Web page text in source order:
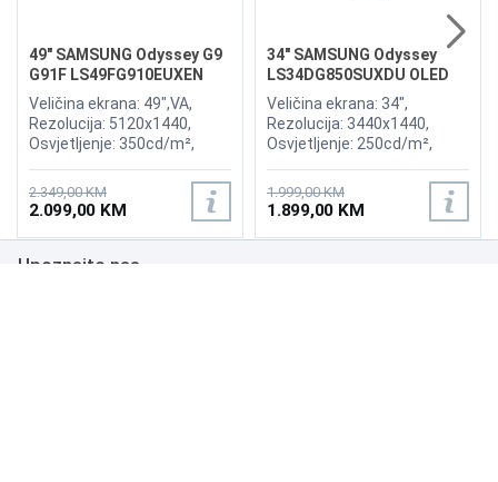
49" SAMSUNG Odyssey G9
G91F LS49FG910EUXEN
144Hz Gaming Curved
Display
Veličina ekrana: 49",VA,
Rezolucija: 5120x1440,
Osvjetljenje: 350cd/m²,
Osvježenje: 144Hz, AMD
FreeSync Premium Pro,
Priključci: 2xHDMI 2.1,
DisplayPort, 2xUSB 3.2, USB-
B
2.349,00 KM
2.099,00 KM
34" SAMSUNG Odyssey
LS34DG850SUXDU OLED
G8 175Hz Gaming Curved
Display
Veličina ekrana: 34",
Rezolucija: 3440x1440,
Osvjetljenje: 250cd/m²,
Osvježenje: 175Hz, AMD
FreeSync Premium,
Wireless LAN, Bluetooth ,
Priključci: 2xHDMI,
1.999,00 KM
1.899,00 KM
Upoznajte nas